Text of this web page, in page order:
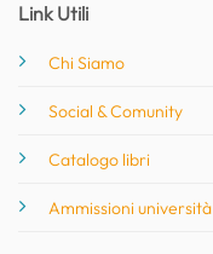
Link Utili
Chi Siamo
Social & Comunity
Catalogo libri
Ammissioni università